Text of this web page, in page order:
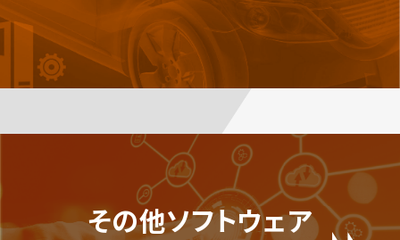
その他ソフトウェア